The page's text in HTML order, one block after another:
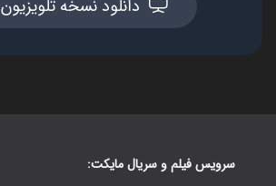
دانلود نسخه تلویزیون TV
سرویس فیلم و سریال مایکت: